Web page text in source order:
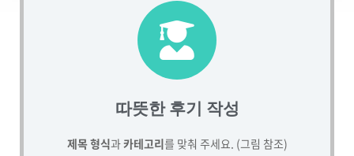
따뜻한 후기 작성
제목 형식과카테고리를 맞춰 주세요. (그림 참조)